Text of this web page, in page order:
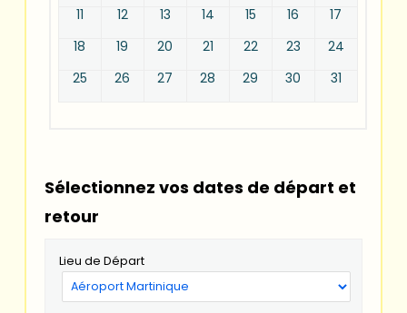
11
12 13 14 15 16
17
18
19 20 21 22 23
24
25
26 27 28 29 30 31
Sélectionnez vos dates de départ et
retour
Lieu de Départ